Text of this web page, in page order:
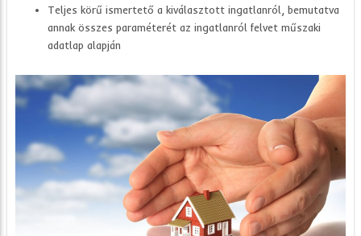
Teljes körű ismertető a kiválasztott ingatlanról, bemutatva
annak összes paraméterét az ingatlanról felvet műszaki
adatlap alapján